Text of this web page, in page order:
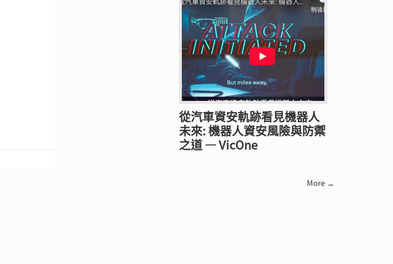
從汽車資安軌跡看見機器人
未來: 機器人資安風險與防禦
之道 — VicOne
More →